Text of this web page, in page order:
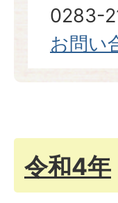
0283-
お問い
令和4年